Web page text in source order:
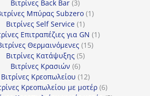
προϊόντα
Βιτρίνες Back Bar 33
προϊόντα
Mπύρας Subzero 11
Βιτρίνες Self Service 11
προϊόν
Επιτραπέζιες για GN 11
Θερμαινόμενες 1515
Βιτρίνες Κατάψυξης 55
Βιτρίνες Κρασιών 66
προϊόντα
Βιτρίνες Κρεοπωλείου 1212
προϊόντα
Κρεοπωλείου με μοτέρ 66